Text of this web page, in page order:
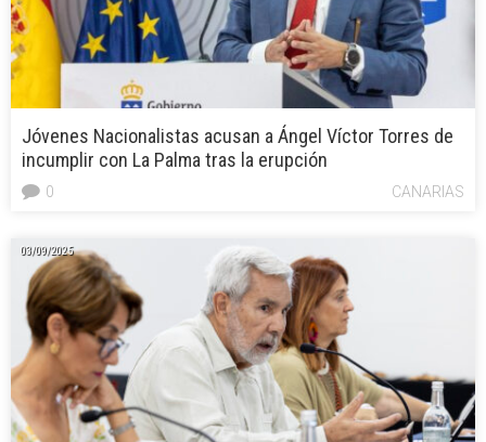
Jóvenes Nacionalistas acusan a Ángel Víctor Torres de
incumplir con La Palma tras la erupción
CANARIAS
0
03/09/2025